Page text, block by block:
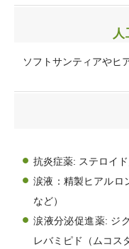
ソフトサンティアやヒ
抗炎症薬: ステロイド
涙液：精製ヒアルロ
など）
涙液分泌促進薬: ジ
レバミピド（ムコス